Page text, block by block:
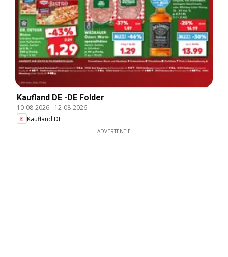
Kaufland DE -DE Folder
10-08-2026- 12-08-2026
Kaufland DE
ADVERTENTIE